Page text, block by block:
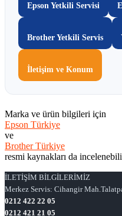
Epson Yetkili Servisi
Brother Yetkili Servis
İletişim ve Konum
Marka ve ürün bilgileri için
Epson Türkiye
ve
Brother Türkiye
resmi kaynakları da
İLETİŞİM BİLGİLERİMİZ
Merkez Servis: Cihangir
0212 422 22 05
0212 421 21 05